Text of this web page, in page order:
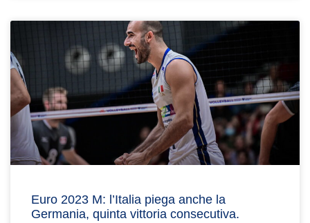
Euro 2023 M: l’Italia piega anche la
Germania, quinta vittoria consecutiva.